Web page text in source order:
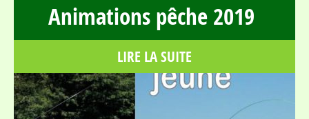
Animations pêche 2019
LIRE LA SUITE